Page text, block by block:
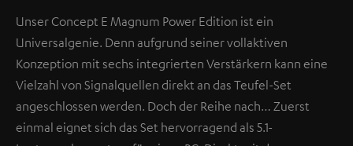
Unser Concept E Magnum Power Edition ist ein
Universalgenie. Denn aufgrund seiner vollaktiven
Konzeption mit sechs integrierten Verstärkern kann eine
Vielzahl von Signalquellen direkt an das Teufel-Set
angeschlossen werden. Doch der Reihe nach… Zuerst
einmal eignet sich das Set hervorragend als 5.1-